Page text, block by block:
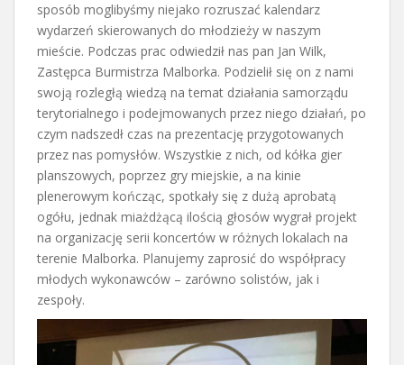
sposób moglibyśmy niejako rozruszać kalendarz
wydarzeń skierowanych do młodzieży w naszym
mieście. Podczas prac odwiedził nas pan Jan Wilk,
Zastępca Burmistrza Malborka. Podzielił się on z nami
swoją rozległą wiedzą na temat działania samorządu
terytorialnego i podejmowanych przez niego działań, po
czym nadszedł czas na prezentację przygotowanych
przez nas pomysłów. Wszystkie z nich, od kółka gier
planszowych, poprzez gry miejskie, a na kinie
plenerowym kończąc, spotkały się z dużą aprobatą
ogółu, jednak miażdżącą ilością głosów wygrał projekt
na organizację serii koncertów w różnych lokalach na
terenie Malborka. Planujemy zaprosić do współpracy
młodych wykonawców – zarówno solistów, jak i
zespoły.